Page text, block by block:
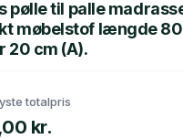
pølle til palle
møbelstof længde
20 cm (A).
totalpris
kr.